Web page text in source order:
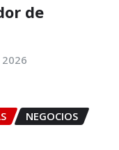
de
2026
NEGOCIOS